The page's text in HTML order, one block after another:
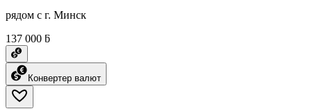
рядом с г. Минск
137 000 ƃ
Конвертер валют